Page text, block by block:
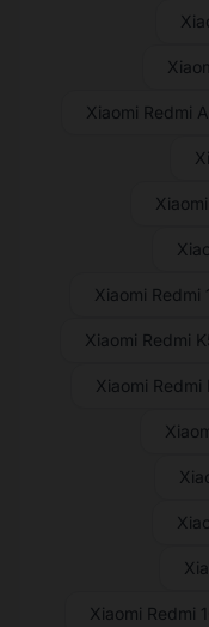
Xiaomi Redmi
Xiaomi Redmi
Xiaomi Redmi
Xiaomi Redmi
Xiaomi Redmi